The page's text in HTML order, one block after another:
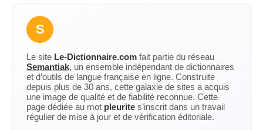
S
Le site Le-Dictionnaire.com fait partie du réseau
Semantiak, un ensemble indépendant de dictionnaires
et d’outils de langue française en ligne. Construite
depuis plus de 30 ans, cette galaxie de sites a acquis
une image de qualité et de fiabilité reconnue. Cette
page dédiée au mot pleurite s’inscrit dans un travail
régulier de mise à jour et de vérification éditoriale.